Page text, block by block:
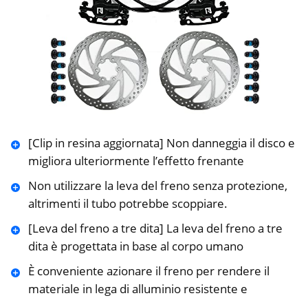
[Clip in resina aggiornata] Non danneggia il disco e
migliora ulteriormente l’effetto frenante
Non utilizzare la leva del freno senza protezione,
altrimenti il ​​tubo potrebbe scoppiare.
[Leva del freno a tre dita] La leva del freno a tre
dita è progettata in base al corpo umano
È conveniente azionare il freno per rendere il
materiale in lega di alluminio resistente e